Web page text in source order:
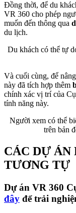
Đồng thời, để du
VR 360 cho phép
muốn đến thông qua
du lịch.
Du khách có thể tự
Và cuối cùng, để
này đã tích hợp thêm
chính xác vị trí của
tính năng này.
Người xem có thể
trên bản
CÁC DỰ
TƯƠNG TỰ
Dự án VR 360
đây để trải